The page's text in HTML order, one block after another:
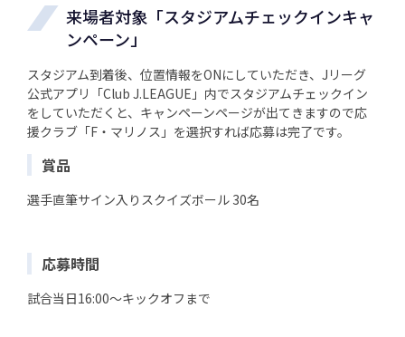
来場者対象「スタジアムチェックインキャ
ンペーン」
スタジアム到着後、位置情報をONにしていただき、Jリーグ
公式アプリ「Club J.LEAGUE」内でスタジアムチェックイン
をしていただくと、キャンペーンページが出てきますので応
援クラブ「F・マリノス」を選択すれば応募は完了です。
賞品
選手直筆サイン入りスクイズボール 30名
応募時間
試合当日16:00～キックオフまで